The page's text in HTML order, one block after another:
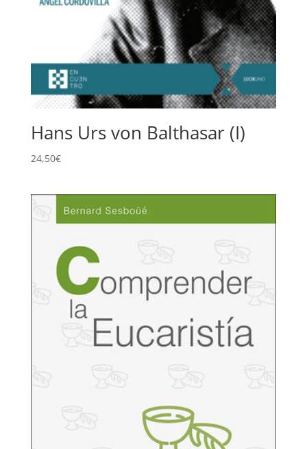
Hans Urs von Balthasar (I)
24,50€